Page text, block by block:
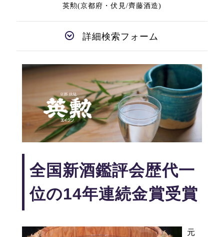
英勲(京都府・伏見/齊藤酒造)
詳細検索フォーム
全国新酒鑑評会歴代一
位の14年連続金賞受賞
元